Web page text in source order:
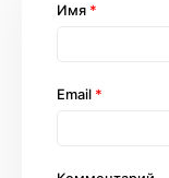
Имя *
Email *